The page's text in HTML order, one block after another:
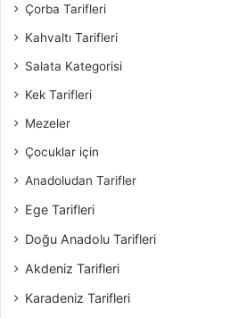
Çorba Tarifleri
Kahvaltı Tarifleri
Salata Kategorisi
Kek Tarifleri
Mezeler
Çocuklar için
Anadoludan Tarifler
Ege Tarifleri
Doğu Anadolu Tarifleri
Akdeniz Tarifleri
Karadeniz Tarifleri